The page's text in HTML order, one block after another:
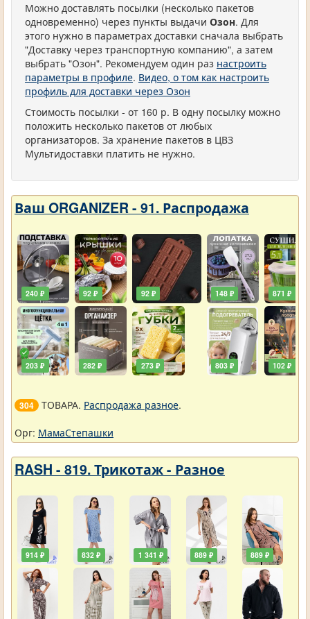
Можно доставлять посылки (несколько пакетов
одновременно) через пункты выдачи Озон. Для
этого нужно в параметрах доставки сначала выбрать
"Доставку через транспортную компанию", а затем
выбрать "Озон". Рекомендуем один раз настроить
параметры в профиле. Видео, о том как настроить
профиль для доставки через Озон
Стоимость посылки - от 160 р. В одну посылку можно
положить несколько пакетов от любых
организаторов. За хранение пакетов в ЦВЗ
Мультидоставки платить не нужно.
Ваш ORGANIZER - 91. Распродажа
240 ₽
203 ₽
92 ₽
282 ₽
92 ₽
273 ₽
148 ₽
803 ₽
871 ₽
102 ₽
304 ТОВАРА. Распродажа разное.
Орг: МамаСтепашки
RASH - 819. Трикотаж - Разное
914 ₽ 832 ₽ 1 341 ₽ 889 ₽ 889 ₽